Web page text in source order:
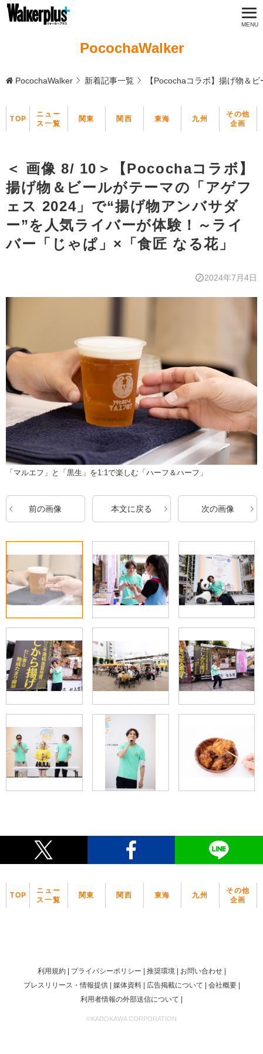
PocochaWalker
PocochaWalker 新着記事一覧 【Pocochaコラボ】揚げ物＆
TOP
ニュー
ス一覧
関東 関西 東海 九州
その他
企画
＜ 画像 8/ 10＞【Pocochaコラボ】
揚げ物＆ビールがテーマの「アゲフ
ェス 2024」で“揚げ物アンバサダ
ー”を人気ライバーが体験！～ライ
バー「じゃぱ」×「食匠 なる花」
2024年7月4日
「マルエフ」と「黒生」を1:1で楽しむ「ハーフ＆ハーフ」
前の画像 本文に戻る 次の画像
TOP
ニュー
ス一覧
関東 関西 東海 九州
その他
企画
利用規約 プライバシーポリシー 推奨環境
お問い合わせ
プレスリリース・情報提供
媒体資料 広告掲載について
会社概要
利用者情報の外部送信について
©KADOKAWA CORPORATION